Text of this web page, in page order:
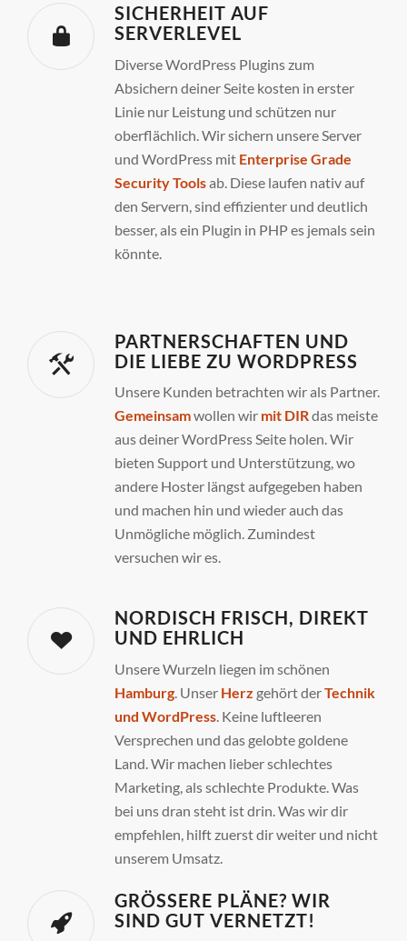
SICHERHEIT AUF
SERVERLEVEL
Diverse WordPress Plugins zum
Absichern deiner Seite kosten in erster
Linie nur Leistung und schützen nur
oberflächlich. Wir sichern unsere Server
und WordPress mit Enterprise Grade
Security Toolsab. Diese laufen nativ auf
den Servern, sind effizienter und deutlich
besser, als ein Plugin in PHP es jemals sein
könnte.
PARTNERSCHAFTEN UND
DIE LIEBE ZU WORDPRESS
Unsere Kunden betrachten wir als Partner.
Gemeinsamwollen wir mit DIRdas meiste
aus deiner WordPress Seite holen. Wir
bieten Support und Unterstützung, wo
andere Hoster längst aufgegeben haben
und machen hin und wieder auch das
Unmögliche möglich. Zumindest
versuchen wir es.
NORDISCH FRISCH, DIREKT
UND EHRLICH
Unsere Wurzeln liegen im schönen
Hamburg . Unser Herz gehört derTechnik
und WordPress . Keine luftleeren
Versprechen und das gelobte goldene
Land. Wir machen lieber schlechtes
Marketing, als schlechte Produkte. Was
bei uns dran steht ist drin. Was wir dir
empfehlen, hilft zuerst dir weiter und nicht
unserem Umsatz.
GRÖSSERE PLÄNE? WIR S
IND GUT VERNETZT!